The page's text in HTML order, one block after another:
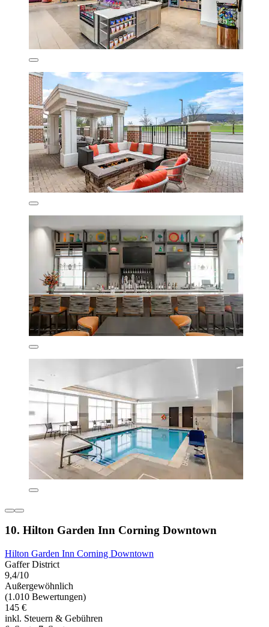
10. Hilton Garden Inn Corning Downtown
Hilton Garden Inn Corning Downtown
Gaffer District
9,4/10
Außergewöhnlich
(1.010 Bewertungen)
145 €
inkl. Steuern & Gebühren